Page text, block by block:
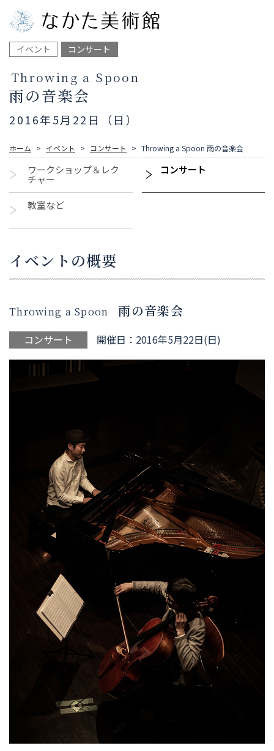
イベント コンサート
Throwing a Spoon
雨の音楽会
2016年5月22日（日）
ホーム イベント コンサート Throwing a Spoon 雨の音楽会
ワークショップ＆レク
チャー
コンサート
教室など
イベントの概要
Throwing a Spoon 雨の音楽会
コンサート 開催日：2016年5月22日(日)